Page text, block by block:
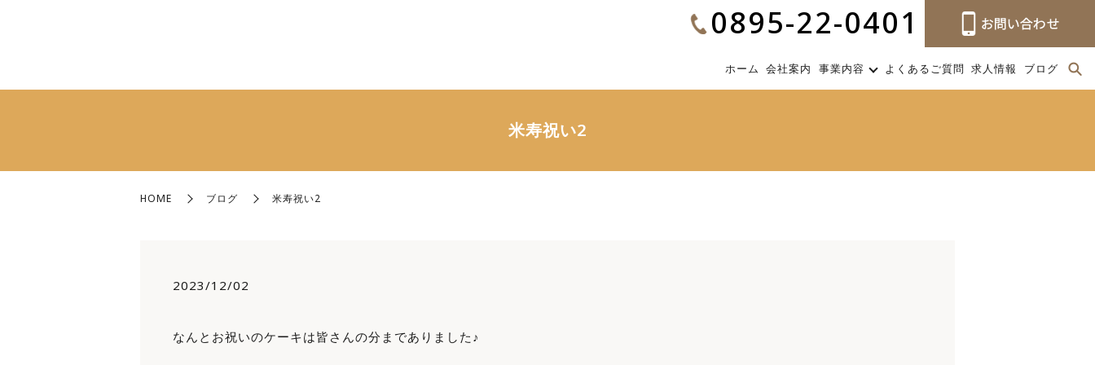
0895-22-0401
ホーム 会社案内 事業内容 よくあるご質問 求人情報 ブログ
米寿祝い2
HOME ブログ 米寿祝い2
2023/12/02
なんとお祝いのケーキは皆さんの分までありました♪